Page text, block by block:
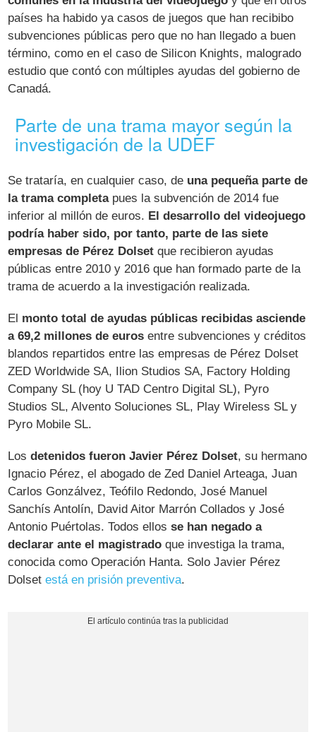
países ha habido ya casos de juegos que han recibibo
subvenciones públicas pero que no han llegado a buen
término, como en el caso de Silicon Knights, malogrado
estudio que contó con múltiples ayudas del gobierno de
Canadá.
Parte de una trama mayor según la
investigación de la UDEF
Se trataría, en cualquier caso, de una pequeña parte de
la trama completapues la subvención de 2014 fue
inferior al millón de euros. El desarrollo del videojuego
podría haber sido, por tanto, parte de las siete
empresas de Pérez Dolset que recibieron ayudas
públicas entre 2010 y 2016 que han formado parte de la
trama de acuerdo a la investigación realizada.
El monto total de ayudas públicas recibidas asciende
a 69,2 millones de euros entre subvenciones y créditos
blandos repartidos entre las empresas de Pérez Dolset
ZED Worldwide SA, Ilion Studios SA, Factory Holding
Company SL (hoy U TAD Centro Digital SL), Pyro
Studios SL, Alvento Soluciones SL, Play Wireless SL y
Pyro Mobile SL.
Losdetenidos fueron Javier Pérez Dolset, su hermano
Ignacio Pérez, el abogado de Zed Daniel Arteaga, Juan
Carlos Gonzálvez, Teófilo Redondo, José Manuel
Sanchís Antolín, David Aitor Marrón Collados y José
Antonio Puértolas. Todos ellos se han negado a
declarar ante el magistrado que investiga la trama,
conocida como Operación Hanta. Solo Javier Pérez
Dolsetestá en prisión preventiva.